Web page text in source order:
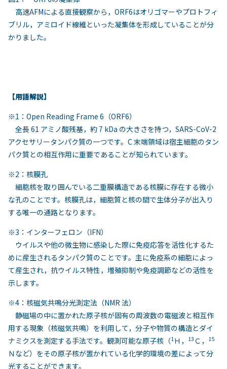
高速AFMによる直接観察から，ORF6はオリゴマーやプロトフィ
ブリル，アミロイド線維といった凝集体を形成していることが分
かりました。
【用語解説】
※1：Open Reading Frame 6（ORF6）
全長 61 アミノ酸残基，約 7 kDa の大きさを持つ，SARS-CoV-2
アクセサリータンパク質の一つです。C 末端領域は宿主細胞のタン
パク質との相互作用に重要であることが知られています。
※2：核膜孔
細胞核を取り囲んでいる二重膜構造である核膜に存在する微小
な孔のことです。核膜孔は，細胞質と核の間で生体分子が出入り
する唯一の通路となります。
※3：インターフェロン（IFN）
ウイルスや他の微生物に感染した際に免疫応答を活性化するた
めに産生されるタンパク質のことです。主に免疫系の細胞によっ
て産生され，抗ウイルス特性，増殖抑制や免疫調節などの活性を
示します。
※4：核磁気共鳴分光測定法（NMR 法）
静磁場の中に置かれた原子核が固有の周波数の電磁波と相互作
用する現象（核磁気共鳴）を利用して，分子や物質の構造とダイ
ナミクスを測定する手法です。観測可能な原子核（1 Ｈ， 13 Ｃ， 15
Ｎなど）をその原子核が置かれている化学的環境の差によって分
光することができます。